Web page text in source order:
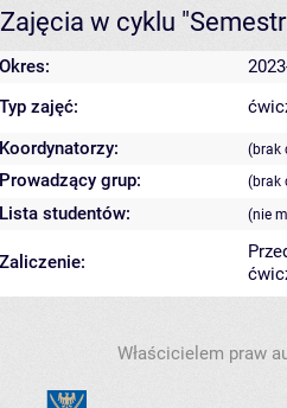
Zajęcia w cyklu
Okres:
Typ zajęć:
Koordynatorzy:
(brak
Prowadzący grup: (brak
Lista studentów: (nie
Zaliczenie:
Właścicielem praw